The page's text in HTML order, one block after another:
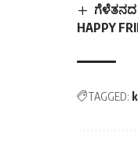
HAPPY
TAGGED: